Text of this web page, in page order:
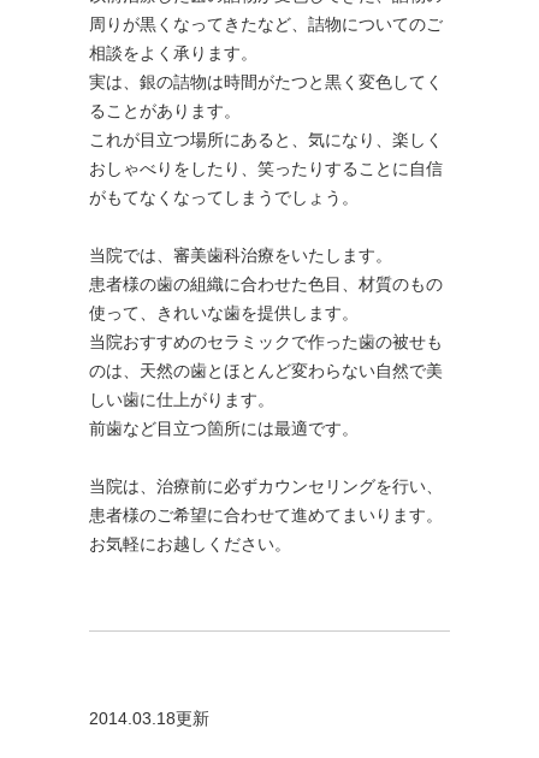
周りが黒くなってきたなど、詰物についてのご
相談をよく承ります。
実は、銀の詰物は時間がたつと黒く変色してく
ることがあります。
これが目立つ場所にあると、気になり、楽しく
おしゃべりをしたり、笑ったりすることに自信
がもてなくなってしまうでしょう。
当院では、審美歯科治療をいたします。
患者様の歯の組織に合わせた色目、材質のもの
使って、きれいな歯を提供します。
当院おすすめのセラミックで作った歯の被せも
のは、天然の歯とほとんど変わらない自然で美
しい歯に仕上がります。
前歯など目立つ箇所には最適です。
当院は、治療前に必ずカウンセリングを行い、
患者様のご希望に合わせて進めてまいります。
お気軽にお越しください。
2014.03.18更新